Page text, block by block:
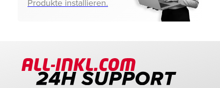
Produkte installieren.